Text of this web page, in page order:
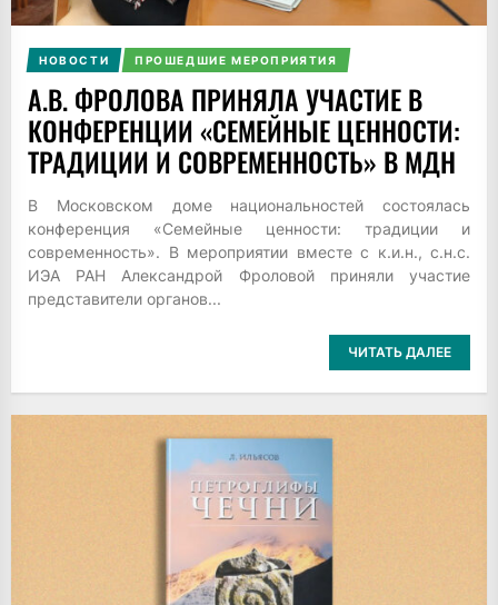
НОВОСТИ ПРОШЕДШИЕ МЕРОПРИЯТИЯ
А.В. ФРОЛОВА ПРИНЯЛА УЧАСТИЕ В
КОНФЕРЕНЦИИ «СЕМЕЙНЫЕ ЦЕННОСТИ:
ТРАДИЦИИ И СОВРЕМЕННОСТЬ» В МДН
В Московском доме национальностей состоялась
конференция «Семейные ценности: традиции и
современность». В мероприятии вместе с к.и.н., с.н.с.
ИЭА РАН Александрой Фроловой приняли участие
представители органов...
ЧИТАТЬ ДАЛЕЕ